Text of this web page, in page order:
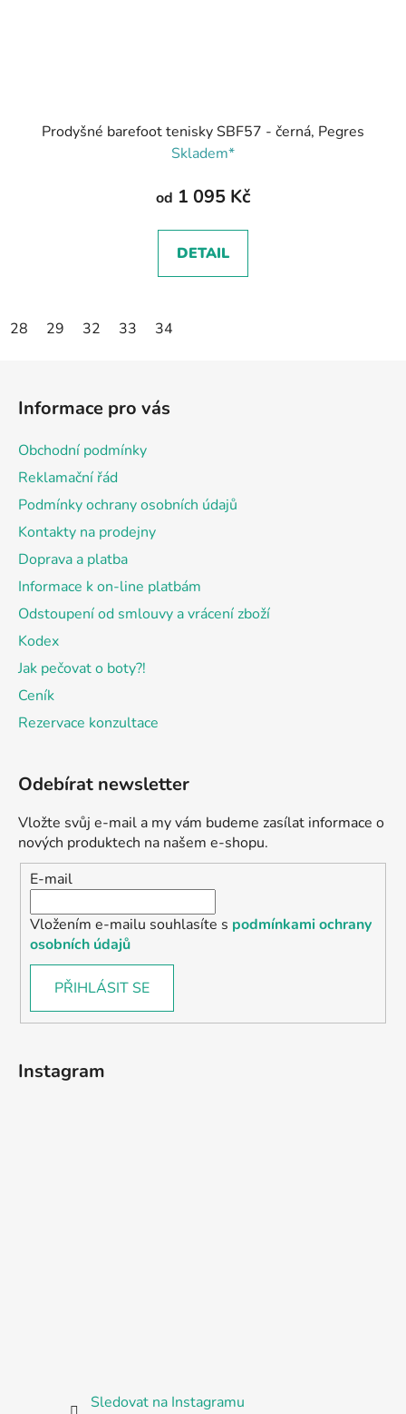
Prodyšné barefoot tenisky SBF57 - černá, Pegres
Skladem*
od 1 095 Kč
DETAIL
28 29 32 33 34
Informace pro vás
Obchodní podmínky
Reklamační řád
Podmínky ochrany osobních údajů
Kontakty na prodejny
Doprava a platba
Informace k on-line platbám
Odstoupení od smlouvy a vrácení zboží
Kodex
Jak pečovat o boty?!
Ceník
Rezervace konzultace
Odebírat newsletter
Vložte svůj e-mail a my vám budeme zasílat informace o
nových produktech na našem e-shopu.
E-mail
Vložením e-mailu souhlasíte s podmínkami ochrany
osobních údajů
PŘIHLÁSIT SE
Instagram
Sledovat na Instagramu